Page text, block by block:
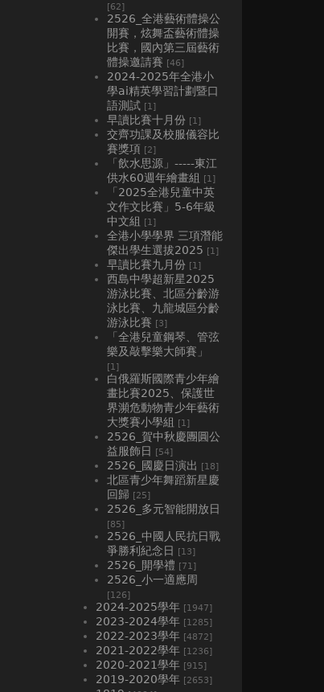
[62]
2526_全港藝術體操公
開賽，炫舞盃藝術體操
比賽，國內第三屆藝術
體操邀請賽 [46]
2024-2025年全港小
學ai精英學習計劃暨口
語測試 [1]
早讀比賽十月份 [1]
交齊功課及校服儀容比
賽獎項 [2]
「飲水思源」-----東江
供水60週年繪畫組 [1]
「2025全港兒童中英
文作文比賽」5-6年級
中文組 [1]
全港小學學界 三項潛能
傑出學生選拔2025 [1]
早讀比賽九月份 [1]
西島中學超新星2025
游泳比賽、北區分齡游
泳比賽、九龍城區分齡
游泳比賽 [3]
「全港兒童鋼琴、管弦
樂及敲擊樂大師賽」
[1]
白俄羅斯國際青少年繪
畫比賽2025、⁠保護世
界瀕危動物青少年藝術
大獎賽小學組 [1]
2526_賀中秋慶團圓公
益服飾日 [54]
2526_國慶日演出 [18]
北區青少年舞蹈新星慶
回歸 [25]
2526_多元智能開放日
[85]
2526_中國人民抗日戰
爭勝利紀念日 [13]
2526_開學禮 [71]
2526_小一適應周
[126]
2024-2025學年 [1947]
2023-2024學年 [1285]
2022-2023學年 [4872]
2021-2022學年 [1236]
2020-2021學年 [915]
2019-2020學年 [2653]